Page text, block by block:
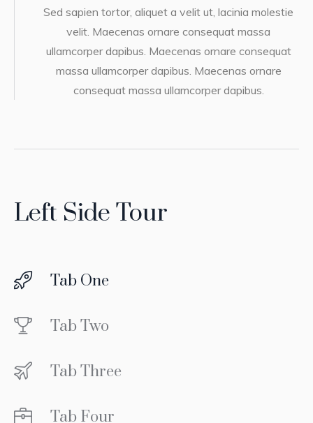
Sed sapien tortor, aliquet a velit ut, lacinia molestie
velit. Maecenas ornare consequat massa
ullamcorper dapibus. Maecenas ornare consequat
massa ullamcorper dapibus. Maecenas ornare
consequat massa ullamcorper dapibus.
Left Side Tour
Tab One
Tab Two
Tab Three
Tab Four